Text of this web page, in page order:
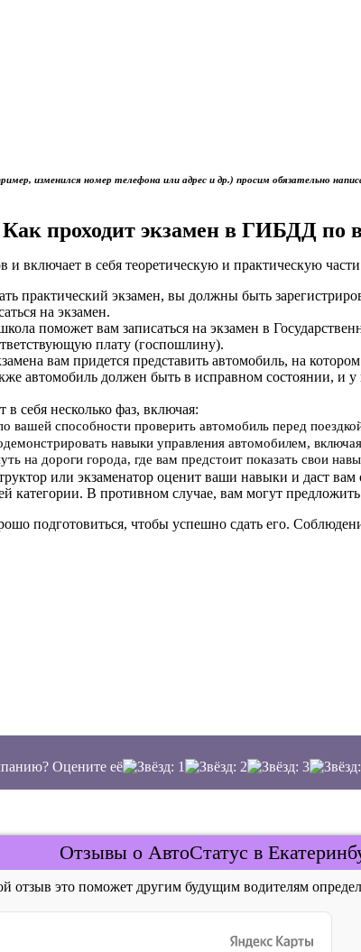
изменился номер телефона или адрес и др.) просим обязательно
Как проходит экзамен в ГИБДД по
включает в себя теоретическую и практическую
практический экзамен, вы должны быть
на экзамен.
поможет вам записаться на экзамен в
плату (госпошлину).
вам придется представить автомобиль, на
автомобиль должен быть в исправном состоянии,
себя несколько фаз, включая:
вашей способности проверить автомобиль перед
навыки управления автомобилем,
на дороги города, где вам предстоит показать свои
или экзаменатор оценит ваши навыки и даст
категории. В противном случае, вам могут
подготовиться, чтобы успешно сдать его.
Оцените её
Отзывы о АвтоСтатус в
отзыв это поможет другим будущим водителям